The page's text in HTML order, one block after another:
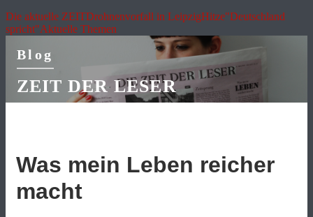
Die aktuelle ZEITDrohnenvorfall in LeipzigHitze"Deutschland
spricht"Aktuelle Themen
Blog
ZEIT DER LESER
Was mein Leben reicher
macht